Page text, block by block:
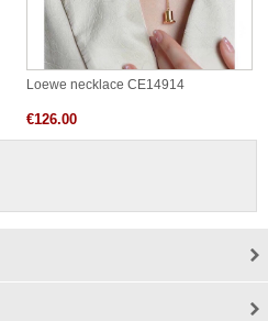
Loewe necklace CE14914
€126.00